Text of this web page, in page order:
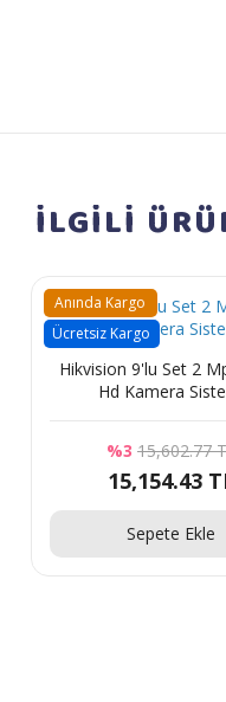
İLGİLİ
Hikvision 9'lu Set 2
Hd Kamera
%3 15,602.77
15,154.43
Anında Kargo
Ücretsiz Kargo
Sepete Ekle